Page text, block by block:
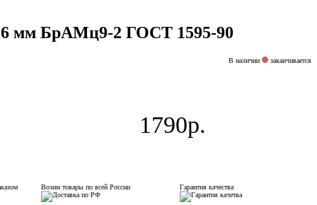
6 мм БрАМц9-2 ГОСТ 1595-90
В наличии заканчивается
1790р.
Возим товары по всей России Гарантия качества